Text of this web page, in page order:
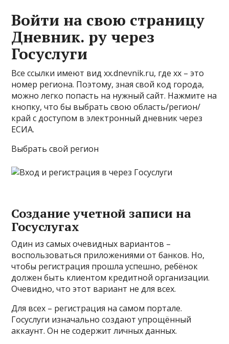
Войти на свою страницу
Дневник. ру через
Госуслуги
Все ссылки имеют вид xx.dnevnik.ru, где xx – это
номер региона. Поэтому, зная свой код города,
можно легко попасть на нужный сайт. Нажмите на
кнопку, что бы выбрать свою область/регион/
край с доступом в электронный дневник через
ЕСИА.
Выбрать свой регион
Создание учетной записи на
Госуслугах
Один из самых очевидных вариантов –
воспользоваться приложениями от банков. Но,
чтобы регистрация прошла успешно, ребёнок
должен быть клиентом кредитной организации.
Очевидно, что этот вариант не для всех.
Для всех – регистрация на самом портале.
Госуслуги изначально создают упрощённый
аккаунт. Он не содержит личных данных.